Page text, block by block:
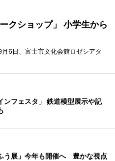
クショップ」 小学生から
6日、富士市文化会館ロゼシアタ
ンフェスタ」 鉄道模型展示や記
う展」今年も開催へ 豊かな視点